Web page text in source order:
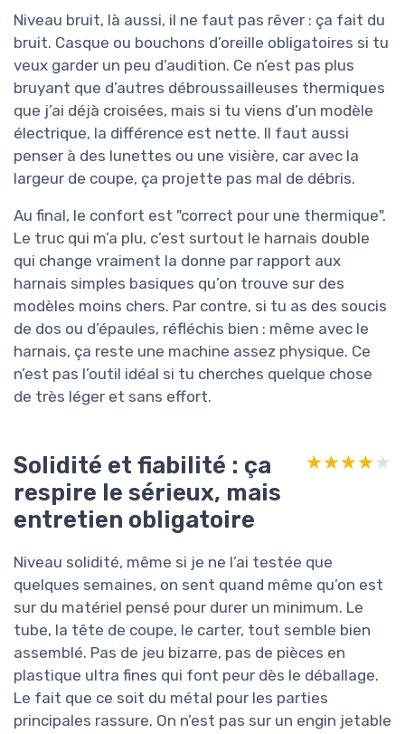
Niveau bruit, là aussi, il ne faut pas rêver : ça fait du
bruit. Casque ou bouchons d’oreille obligatoires si tu
veux garder un peu d’audition. Ce n’est pas plus
bruyant que d’autres débroussailleuses thermiques
que j’ai déjà croisées, mais si tu viens d’un modèle
électrique, la différence est nette. Il faut aussi
penser à des lunettes ou une visière, car avec la
largeur de coupe, ça projette pas mal de débris.
Au final, le confort est "correct pour une thermique".
Le truc qui m’a plu, c’est surtout le harnais double
qui change vraiment la donne par rapport aux
harnais simples basiques qu’on trouve sur des
modèles moins chers. Par contre, si tu as des soucis
de dos ou d’épaules, réfléchis bien : même avec le
harnais, ça reste une machine assez physique. Ce
n’est pas l’outil idéal si tu cherches quelque chose
de très léger et sans effort.
Solidité et fiabilité : ça
respire le sérieux, mais
entretien obligatoire
★★★★★
★★★★★
Niveau solidité, même si je ne l’ai testée que
quelques semaines, on sent quand même qu’on est
sur du matériel pensé pour durer un minimum. Le
tube, la tête de coupe, le carter, tout semble bien
assemblé. Pas de jeu bizarre, pas de pièces en
plastique ultra fines qui font peur dès le déballage.
Le fait que ce soit du métal pour les parties
principales rassure. On n’est pas sur un engin jetable